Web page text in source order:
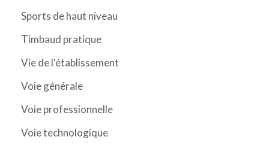
Sports de haut niveau
Timbaud pratique
Vie de l'établissement
Voie générale
Voie professionnelle
Voie technologique